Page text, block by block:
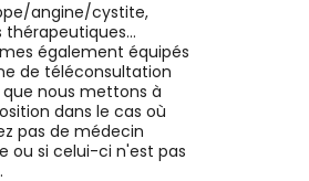
angine/cystite,
également équipés
de téléconsultation
nous mettons à
dans le cas où
pas de médecin
ou si celui-ci n'est pas